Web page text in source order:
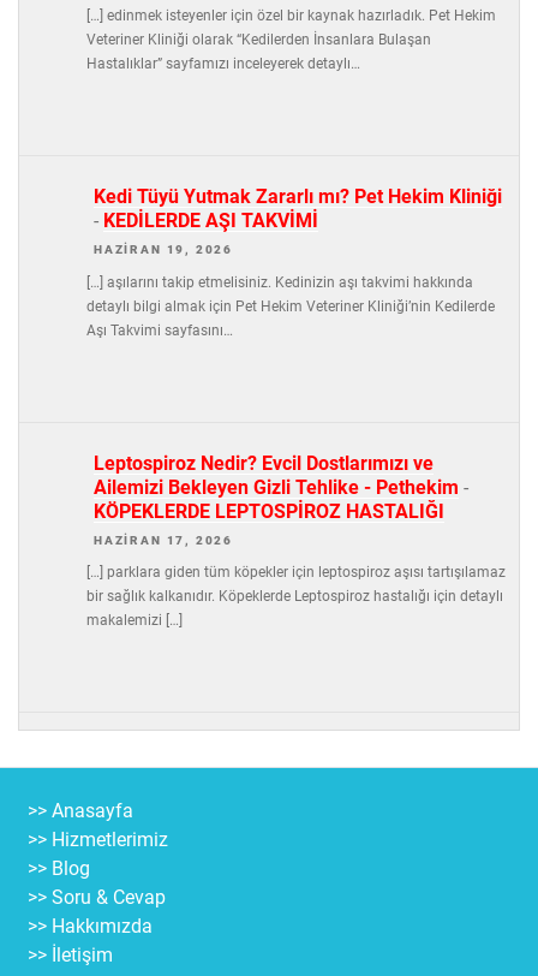
[…] edinmek isteyenler için özel bir kaynak hazırladık. Pet Hekim
Veteriner Kliniği olarak “Kedilerden İnsanlara Bulaşan
Hastalıklar” sayfamızı inceleyerek detaylı…
Kedi Tüyü Yutmak Zararlı mı? Pet Hekim Kliniği
- KEDİLERDE AŞI TAKVİMİ
HAZIRAN 19, 2026
[…] aşılarını takip etmelisiniz. Kedinizin aşı takvimi hakkında
detaylı bilgi almak için Pet Hekim Veteriner Kliniği’nin Kedilerde
Aşı Takvimi sayfasını…
Leptospiroz Nedir? Evcil Dostlarımızı ve
Ailemizi Bekleyen Gizli Tehlike - Pethekim -
KÖPEKLERDE LEPTOSPİROZ HASTALIĞI
HAZIRAN 17, 2026
[…] parklara giden tüm köpekler için leptospiroz aşısı tartışılamaz
bir sağlık kalkanıdır. Köpeklerde Leptospiroz hastalığı için detaylı
makalemizi […]
>> Anasayfa
>> Hizmetlerimiz
>> Blog
>> Soru & Cevap
>> Hakkımızda
>> İletişim